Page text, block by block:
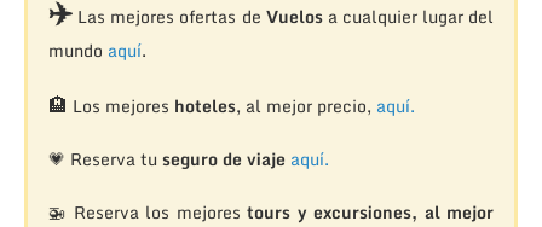
✈️Las mejores ofertas de Vuelosa cualquier lugar del
mundo aquí.
🏨 Los mejores hoteles, al mejor precio, aquí.
💗 Reserva tu seguro de viaje aquí.
🚁 Reserva los mejorestours y excursiones, al mejor